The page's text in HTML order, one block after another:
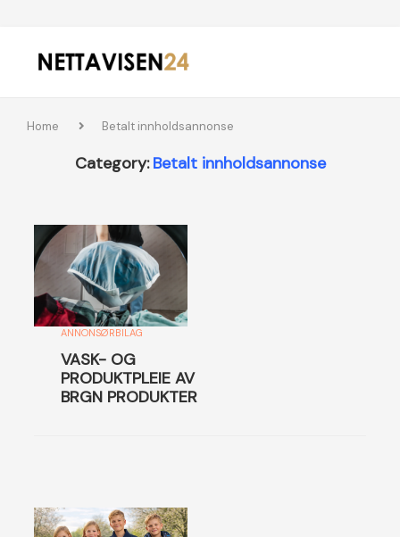
Home Betalt innholdsannonse
Category: Betalt innholdsannonse
ANNONSØRBILAG
VASK- OG
PRODUKTPLEIE AV
BRGN PRODUKTER